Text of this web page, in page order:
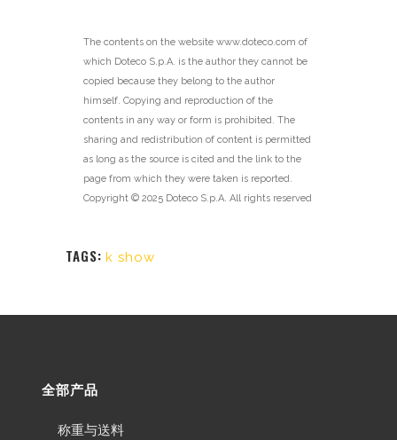
The contents on the website www.doteco.com of
which Doteco S.p.A. is the author they cannot be
copied because they belong to the author
himself. Copying and reproduction of the
contents in any way or form is prohibited. The
sharing and redistribution of content is permitted
as long as the source is cited and the link to the
page from which they were taken is reported.
Copyright © 2025 Doteco S.p.A. All rights reserved
TAGS: k show
全部产品
称重与送料